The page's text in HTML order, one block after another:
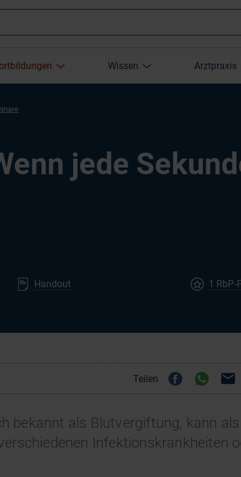
Wissen Arztpraxis
jede
Handout 1 RbP-
Teilen
bekannt als Blutvergiftung, kann als
Infektionskrankheiten